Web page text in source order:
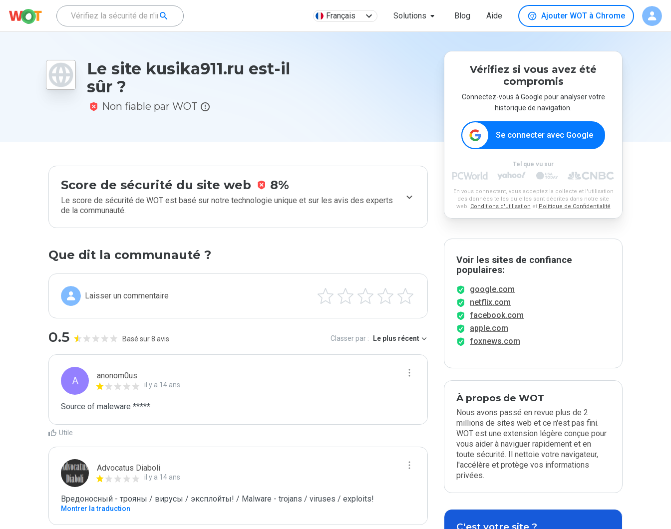
Français Solutions Blog Aide Ajouter WOT à Chrome
Le site kusika911.ru est-il
sûr ?
Non fiable par WOT
Score de sécurité du site web 8%
Le score de sécurité de WOT est basé sur notre technologie unique et sur les avis des experts
de la communauté.
Que dit la communauté ?
Laisser un commentaire
0.5 Basé sur 8 avis Classer par : Le plus récent
A anonom0us
il y a 14 ans
Source of maleware *****
Utile
Advocatus Diaboli
il y a 14 ans
Вредоносный - трояны / вирусы / эксплойты! / Malware - trojans / viruses / exploits!
Montrer la traduction
Vérifiez si vous avez été
compromis
Connectez-vous à Google pour analyser votre
historique de navigation.
Se connecter avec Google
Tel que vu sur
En vous connectant, vous acceptez la collecte et l'utilisation
des données telles qu'elles sont décrites dans notre site
web. Conditions d'utilisation et Politique de Confidentialité
Voir les sites de confiance
populaires:
google.com
netflix.com
facebook.com
apple.com
foxnews.com
À propos de WOT
Nous avons passé en revue plus de 2
millions de sites web et ce n'est pas fini.
WOT est une extension légère conçue pour
vous aider à naviguer rapidement et en
toute sécurité. Il nettoie votre navigateur,
l'accélère et protège vos informations
privées.